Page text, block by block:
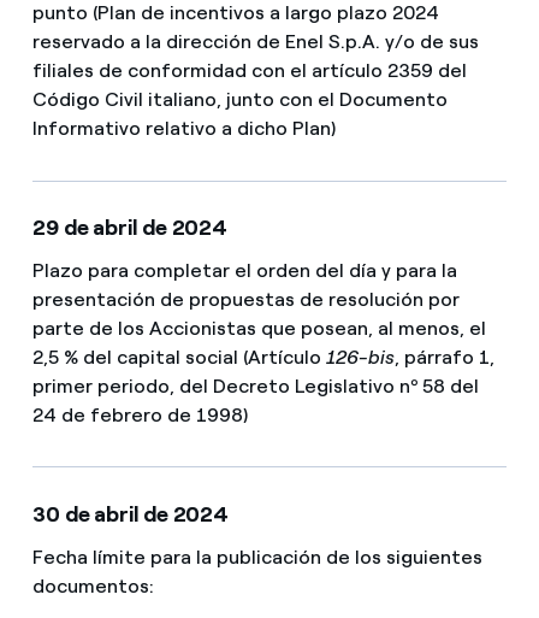
punto (Plan de incentivos a largo plazo 2024
reservado a la dirección de Enel S.p.A. y/o de sus
filiales de conformidad con el artículo 2359 del
Código Civil italiano, junto con el Documento
Informativo relativo a dicho Plan)
29 de abril de 2024
Plazo para completar el orden del día y para la
presentación de propuestas de resolución por
parte de los Accionistas que posean, al menos, el
2,5 % del capital social (Artículo 126-bis, párrafo 1,
primer periodo, del Decreto Legislativo nº 58 del
24 de febrero de 1998)
30 de abril de 2024
Fecha límite para la publicación de los siguientes
documentos: